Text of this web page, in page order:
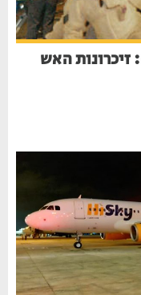
זיכרונות האש